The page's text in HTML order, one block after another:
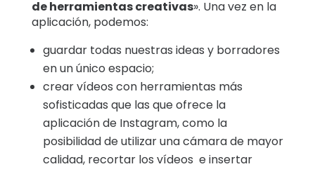
de herramientas creativas». Una vez en la
aplicación, podemos:
guardar todas nuestras ideas y borradores
en un único espacio;
crear vídeos con herramientas más
sofisticadas que las que ofrece la
aplicación de Instagram, como la
posibilidad de utilizar una cámara de mayor
calidad, recortar los vídeos e insertar